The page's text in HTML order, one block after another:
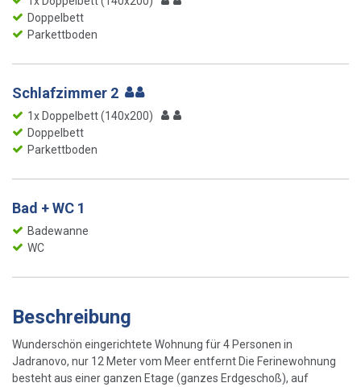
Doppelbett
Parkettboden
Schlafzimmer 2
1x Doppelbett (140x200)
Doppelbett
Parkettboden
Bad + WC 1
Badewanne
WC
Beschreibung
Wunderschön eingerichtete Wohnung für 4 Personen in
Jadranovo, nur 12 Meter vom Meer entfernt Die Ferinewohnung
besteht aus einer ganzen Etage (ganzes Erdgeschoß), auf